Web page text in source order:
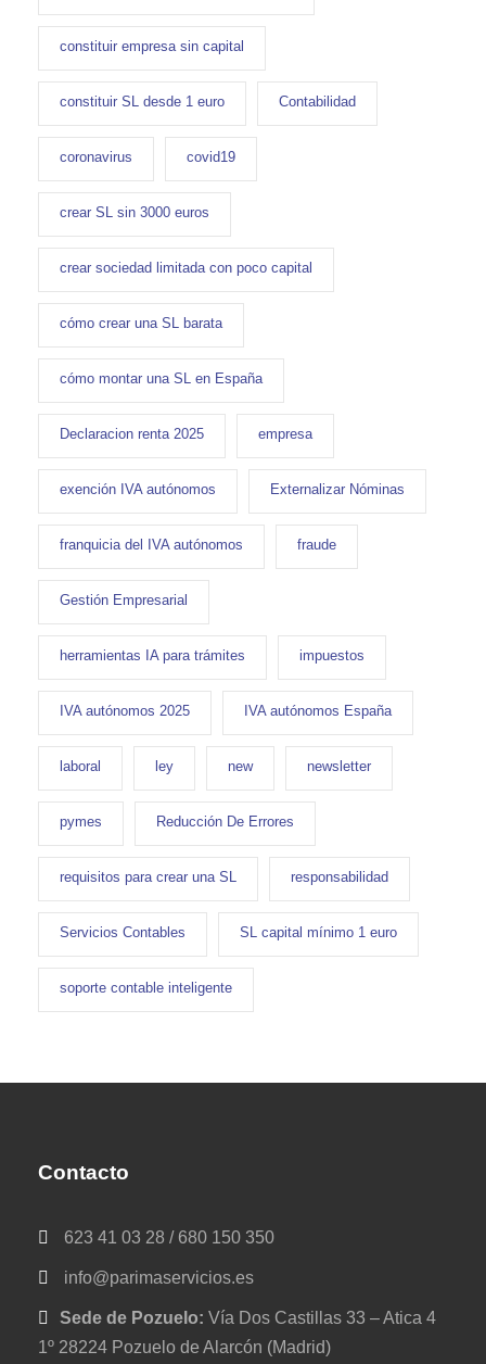
constituir empresa sin capital
constituir SL desde 1 euro Contabilidad
coronavirus covid19
crear SL sin 3000 euros
crear sociedad limitada con poco capital
cómo crear una SL barata
cómo montar una SL en España
Declaracion renta 2025 empresa
exención IVA autónomos Externalizar Nóminas
franquicia del IVA autónomos fraude
Gestión Empresarial
herramientas IA para trámites impuestos
IVA autónomos 2025 IVA autónomos España
laboral ley new newsletter
pymes Reducción De Errores
requisitos para crear una SL responsabilidad
Servicios Contables SL capital mínimo 1 euro
soporte contable inteligente
Contacto
623 41 03 28 / 680 150 350
info@parimaservicios.es
Sede de Pozuelo: Vía Dos Castillas 33 – Atica 4
1º 28224 Pozuelo de Alarcón (Madrid)